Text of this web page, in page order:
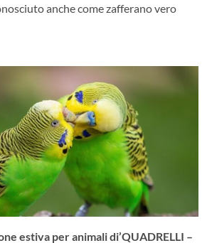
anche come zafferano vero
estiva per animali di’QUADRELLI –